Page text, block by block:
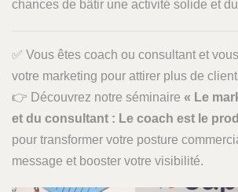
chances de bâtir une activité solide et
✅ Vous êtes coach ou consultant et
votre marketing pour attirer plus de
👉 Découvrez notre séminaire « Le
et du consultant : Le coach est le
pour transformer votre posture
message et booster votre visibilité.